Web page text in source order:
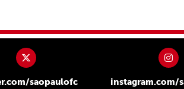
saopaulofc instagram.com/